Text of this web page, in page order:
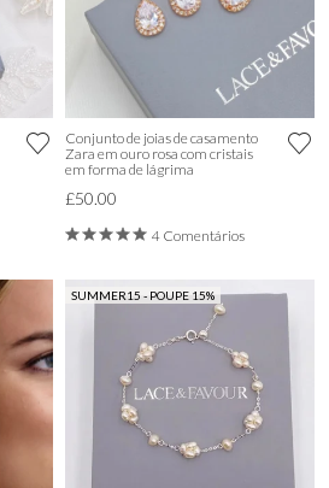
Conjunto de joias de casamento
Zara em ouro rosa com cristais
em forma de lágrima
£50.00
4 Comentários
SUMMER15 - POUPE 15%